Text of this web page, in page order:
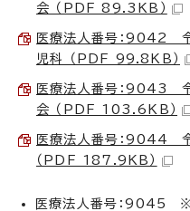
会 （PDF 89.3KB）
医療法人番号：9042
児科 （PDF 99.8KB）
医療法人番号：9043
会 （PDF 103.6KB）
医療法人番号：9044
（PDF 187.9KB）
医療法人番号：9045 ※